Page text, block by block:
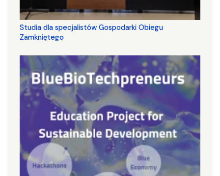
Studia dla specjalistów Gospodarki Obiegu
Zamkniętego